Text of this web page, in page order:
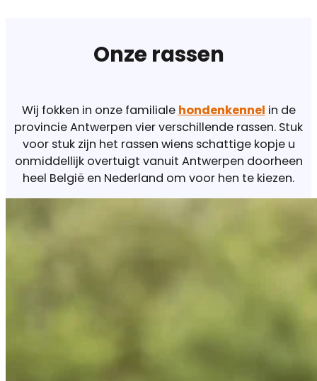
Onze rassen
Wij fokken in onze familiale hondenkennel in de
provincie Antwerpen vier verschillende rassen. Stuk
voor stuk zijn het rassen wiens schattige kopje u
onmiddellijk overtuigt vanuit Antwerpen doorheen
heel België en Nederland om voor hen te kiezen.